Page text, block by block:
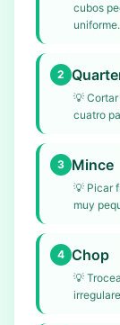
cubos
uniforme.
2
💡
cuatro
3 Mince
💡 Picar
muy
4 Chop
💡